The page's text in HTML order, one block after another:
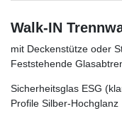
Walk-IN
mit Deckenstütze oder
Feststehende
Sicherheitsglas ESG
Profile Silber-Hochglanz